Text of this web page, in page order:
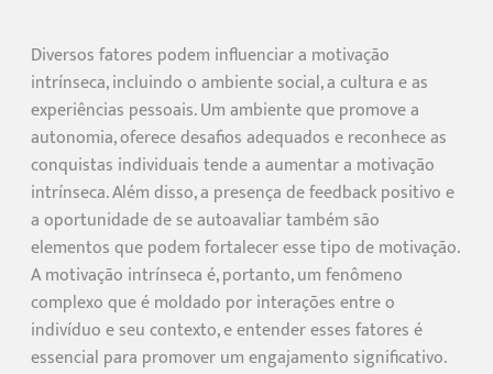
Diversos fatores podem influenciar a motivação
intrínseca, incluindo o ambiente social, a cultura e as
experiências pessoais. Um ambiente que promove a
autonomia, oferece desafios adequados e reconhece as
conquistas individuais tende a aumentar a motivação
intrínseca. Além disso, a presença de feedback positivo e
a oportunidade de se autoavaliar também são
elementos que podem fortalecer esse tipo de motivação.
A motivação intrínseca é, portanto, um fenômeno
complexo que é moldado por interações entre o
indivíduo e seu contexto, e entender esses fatores é
essencial para promover um engajamento significativo.